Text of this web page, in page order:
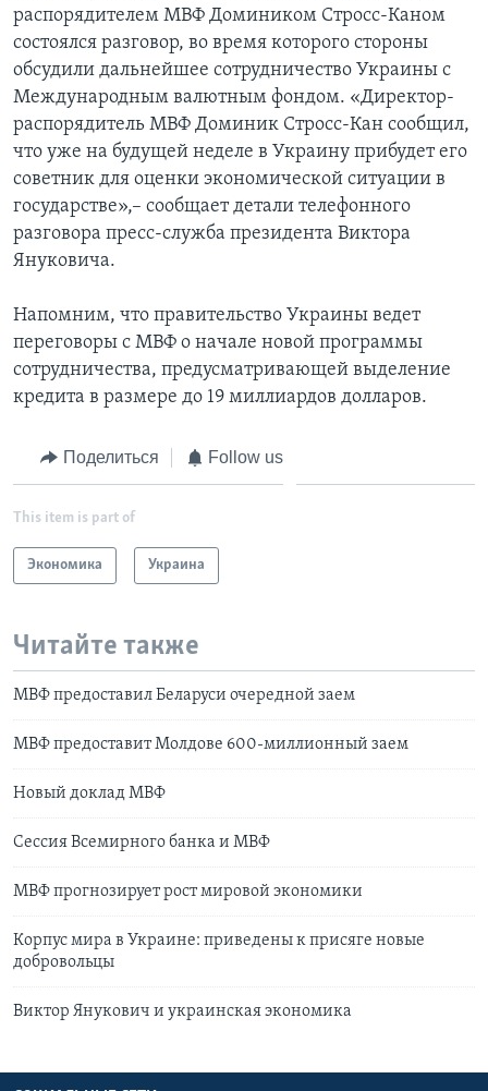
распорядителем МВФ Домиником Стросс-Каном
состоялся разговор, во время которого стороны
обсудили дальнейшее сотрудничество Украины с
Международным валютным фондом. «Директор-
распорядитель МВФ Доминик Стросс-Кан сообщил,
что уже на будущей неделе в Украину прибудет его
советник для оценки экономической ситуации в
государстве»,– сообщает детали телефонного
разговора пресс-служба президента Виктора
Януковича.
Напомним, что правительство Украины ведет
переговоры с МВФ о начале новой программы
сотрудничества, предусматривающей выделение
кредита в размере до 19 миллиардов долларов.
Поделиться Follow us
This item is part of
Экономика Украина
Читайте также
МВФ предоставил Беларуси очередной заем
МВФ предоставит Молдове 600-миллионный заем
Новый доклад МВФ
Сессия Всемирного банка и МВФ
МВФ прогнозирует рост мировой экономики
Корпус мира в Украине: приведены к присяге новые
добровольцы
Виктор Янукович и украинская экономика